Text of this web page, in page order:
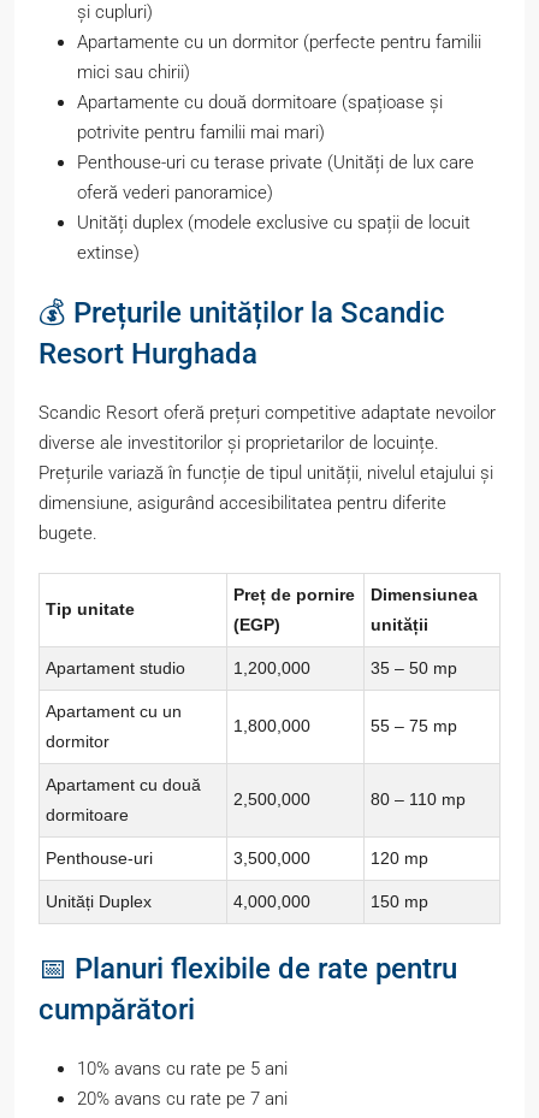
și cupluri)
Apartamente cu un dormitor (perfecte pentru familii
mici sau chirii)
Apartamente cu două dormitoare (spațioase și
potrivite pentru familii mai mari)
Penthouse-uri cu terase private (Unități de lux care
oferă vederi panoramice)
Unități duplex (modele exclusive cu spații de locuit
extinse)
💰 Prețurile unităților la Scandic
Resort Hurghada
Scandic Resort oferă prețuri competitive adaptate nevoilor
diverse ale investitorilor și proprietarilor de locuințe.
Prețurile variază în funcție de tipul unității, nivelul etajului și
dimensiune, asigurând accesibilitatea pentru diferite
bugete.
Tip unitate
Preț de pornire
(EGP)
Dimensiunea
unității
Apartament studio 1,200,000 35 – 50 mp
Apartament cu un
dormitor
1,800,000 55 – 75 mp
Apartament cu două
dormitoare
2,500,000 80 – 110 mp
Penthouse-uri 3,500,000 120 mp
Unități Duplex 4,000,000 150 mp
📅 Planuri flexibile de rate pentru
cumpărători
10% avans cu rate pe 5 ani
20% avans cu rate pe 7 ani